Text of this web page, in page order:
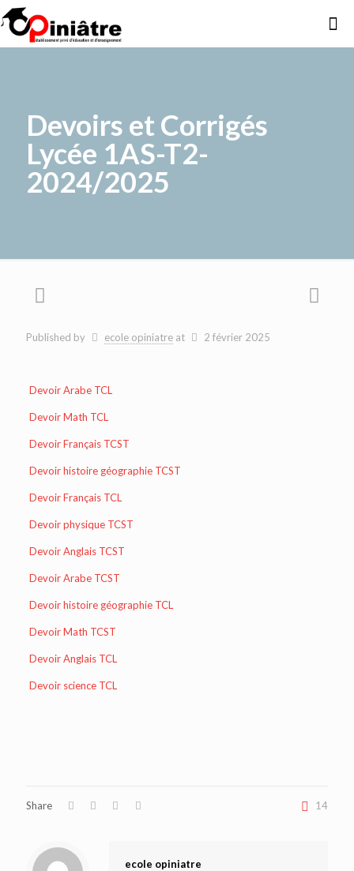
Devoirs et Corrigés
Lycée 1AS-T2-
2024/2025
Published by ecole opiniatre at 2 février 2025
Devoir Arabe TCL
Devoir Math TCL
Devoir Français TCST
Devoir histoire géographie TCST
Devoir Français TCL
Devoir physique TCST
Devoir Anglais TCST
Devoir Arabe TCST
Devoir histoire géographie TCL
Devoir Math TCST
Devoir Anglais TCL
Devoir science TCL
Share 14
ecole opiniatre